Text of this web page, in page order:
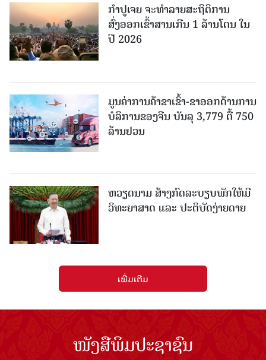
ກຳປູເຈຍ ຈະທຳລາຍສະຖິຕິການ
ສົ່ງອອກເຂົ້າສານເກີນ 1 ລ້ານໂຕນ ໃນ
ປີ 2026
ມູນຄ່າການຄ້າຂາເຂົ້າ-ຂາອອກດ້ານການ
ບໍລິການຂອງຈີນ ບັນລຸ 3,779 ຕື້ 750
ລ້ານຢວນ
ຫວຽດນາມ ສ້າງກົດລະບຽບພັກໃຫ້ມີ
ວິທະຍາສາດ ແລະ ປະຕິບັດງ່າຍດາຍ
ເພີ່ມເຕີມ
ໜັງສືພິມປະຊາຊົນ